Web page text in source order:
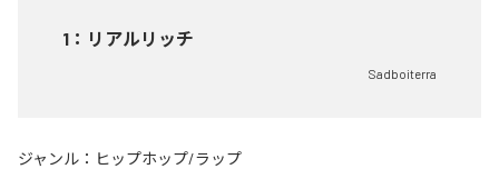
1 ： リアルリッチ
Sadboiterra
ジャンル： ヒップホップ/ラップ